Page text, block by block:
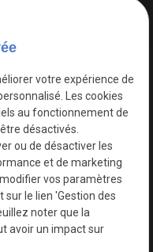
votre expérience de
Les cookies
au fonctionnement de
désactivés.
ou de désactiver les
et de marketing
vos paramètres
le lien 'Gestion des
noter que la
avoir un impact sur